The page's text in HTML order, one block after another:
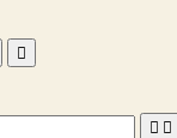

 